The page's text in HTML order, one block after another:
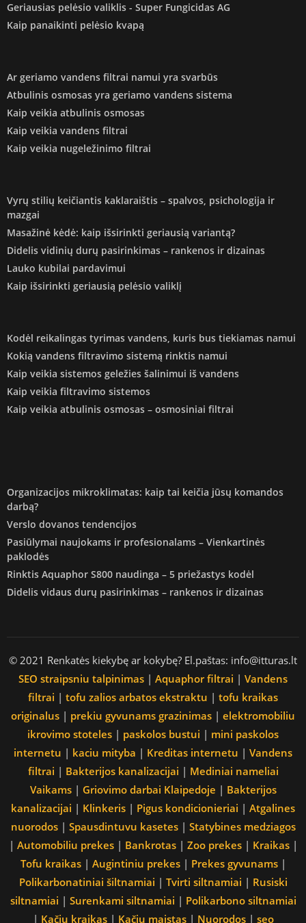
Geriausias pelėsio valiklis - Super Fungicidas AG
Kaip panaikinti pelėsio kvapą
Ar geriamo vandens filtrai namui yra svarbūs
Atbulinis osmosas yra geriamo vandens sistema
Kaip veikia atbulinis osmosas
Kaip veikia vandens filtrai
Kaip veikia nugeležinimo filtrai
Vyrų stilių keičiantis kaklaraištis – spalvos, psichologija ir
mazgai
Masažinė kėdė: kaip išsirinkti geriausią variantą?
Didelis vidinių durų pasirinkimas – rankenos ir dizainas
Lauko kubilai pardavimui
Kaip išsirinkti geriausią pelėsio valiklį
Kodėl reikalingas tyrimas vandens, kuris bus tiekiamas namui
Kokią vandens filtravimo sistemą rinktis namui
Kaip veikia sistemos geležies šalinimui iš vandens
Kaip veikia filtravimo sistemos
Kaip veikia atbulinis osmosas – osmosiniai filtrai
Organizacijos mikroklimatas: kaip tai keičia jūsų komandos
darbą?
Verslo dovanos tendencijos
Pasiūlymai naujokams ir profesionalams – Vienkartinės
paklodės
Rinktis Aquaphor S800 naudinga – 5 priežastys kodėl
Didelis vidaus durų pasirinkimas – rankenos ir dizainas
© 2021 Renkatės kiekybę ar kokybę? El.paštas: info@itturas.lt
SEO straipsniu talpinimas | Aquaphor filtrai | Vandens
filtrai | tofu zalios arbatos ekstraktu | tofu kraikas
originalus | prekiu gyvunams grazinimas | elektromobiliu
ikrovimo stoteles | paskolos bustui | mini paskolos
internetu | kaciu mityba | Kreditas internetu | Vandens
filtrai | Bakterijos kanalizacijai | Mediniai nameliai
Vaikams| Griovimo darbai Klaipedoje | Bakterijos
kanalizacijai | Klinkeris | Pigus kondicionieriai | Atgalines
nuorodos| Spausdintuvu kasetes| Statybines medziagos
| Automobiliu prekes| Bankrotas| Zoo prekes| Kraikas|
Tofu kraikas| Augintiniu prekes| Prekes gyvunams|
Polikarbonatiniai šiltnamiai | Tvirti siltnamiai | Rusiski
siltnamiai | Surenkami siltnamiai | Polikarbono siltnamiai
| Kačių kraikas| Kačių maistas| Nuorodos| seo